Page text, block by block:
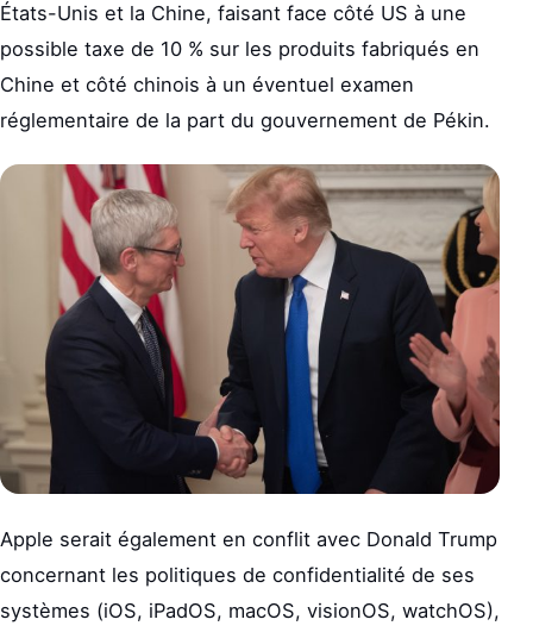
États-Unis et la Chine, faisant face côté US à une
possible taxe de 10 % sur les produits fabriqués en
Chine et côté chinois à un éventuel examen
réglementaire de la part du gouvernement de Pékin.
Apple serait également en conflit avec Donald Trump
concernant les politiques de confidentialité de ses
systèmes (iOS, iPadOS, macOS, visionOS, watchOS),